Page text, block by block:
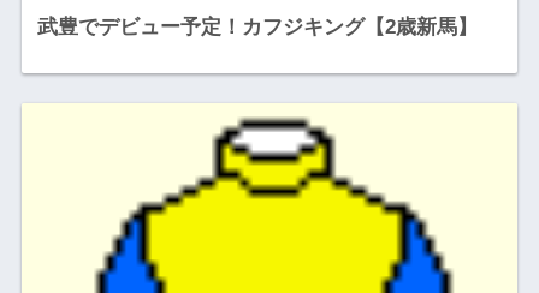
武豊でデビュー予定！カフジキング【2歳新馬】